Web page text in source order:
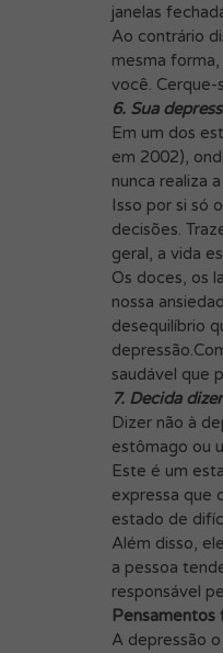
janelas
Ao contrário
mesma
você. Cerque-
6. Sua
Em um dos
em 2002),
nunca realiza
Isso por si só
decisões.
geral, a vida
Os doces, os
nossa
desequilíbrio
saudável que
7. Decida
Dizer não à
estômago ou
Este é um
expressa que
estado de
Além disso,
a pessoa
responsável
Pensamentos
A depressão